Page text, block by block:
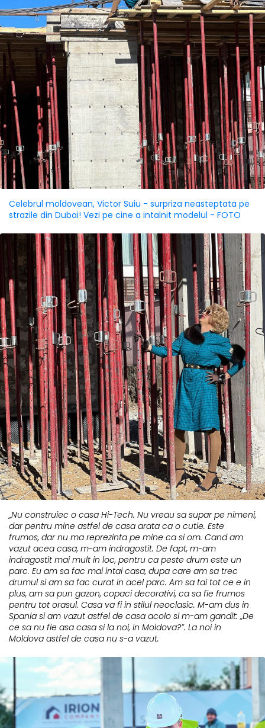
Celebrul moldovean, Victor Suiu - surpriza neasteptata pe
strazile din Dubai! Vezi pe cine a intalnit modelul - FOTO
„Nu construiec o casa Hi-Tech. Nu vreau sa supar pe nimeni,
dar pentru mine astfel de casa arata ca o cutie. Este
frumos, dar nu ma reprezinta pe mine ca si om. Cand am
vazut acea casa, m-am indragostit. De fapt, m-am
indragostit mai mult in loc, pentru ca peste drum este un
parc. Eu am sa fac mai intai casa, dupa care am sa trec
drumul si am sa fac curat in acel parc. Am sa tai tot ce e in
plus, am sa pun gazon, copaci decorativi, ca sa fie frumos
pentru tot orasul. Casa va fi in stilul neoclasic. M-am dus in
Spania si am vazut astfel de casa acolo si m-am gandit: „De
ce sa nu fie asa casa si la noi, in Moldova?”. La noi in
Moldova astfel de casa nu s-a vazut.